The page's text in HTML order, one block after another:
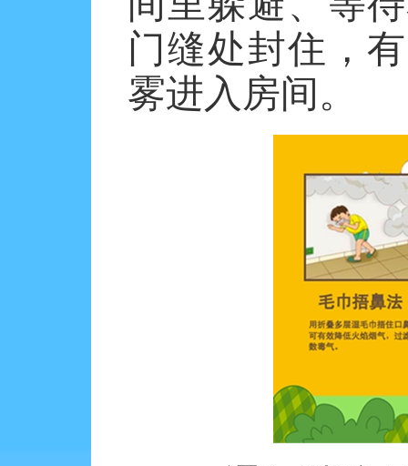
门缝处封住，
雾进入房间。